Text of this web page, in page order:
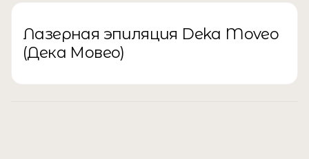
Лазерная эпиляция Deka Moveo
(Дека Мовео)